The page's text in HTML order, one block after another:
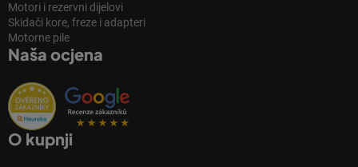
Motori i rezervni dijelovi
Skidači kore, freze i adapteri
Motorne pile
Naša ocjena
O kupnji